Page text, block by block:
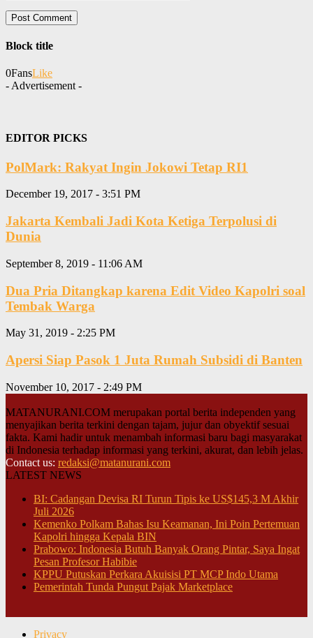
Block title
0FansLike
- Advertisement -
EDITOR PICKS
PolMark: Rakyat Ingin Jokowi Tetap RI1
December 19, 2017 - 3:51 PM
Jakarta Kembali Jadi Kota Ketiga Terpolusi di
Dunia
September 8, 2019 - 11:06 AM
Dua Pria Ditangkap karena Edit Video Kapolri soal
Tembak Warga
May 31, 2019 - 2:25 PM
Apersi Siap Pasok 1 Juta Rumah Subsidi di Banten
November 10, 2017 - 2:49 PM
MATANURANI.COM merupakan portal berita independen yang
menyajikan berita terkini dengan tajam, jujur dan obyektif sesuai
fakta. Kami hadir untuk menambah informasi baru bagi masyarakat
di Indonesia terhadap informasi yang terkini, akurat, dan lebih jelas.
Contact us: redaksi@matanurani.com
LATEST NEWS
BI: Cadangan Devisa RI Turun Tipis ke US$145,3 M Akhir
Juli 2026
Kemenko Polkam Bahas Isu Keamanan, Ini Poin Pertemuan
Kapolri hingga Kepala BIN
Prabowo: Indonesia Butuh Banyak Orang Pintar, Saya Ingat
Pesan Profesor Habibie
KPPU Putuskan Perkara Akuisisi PT MCP Indo Utama
Pemerintah Tunda Pungut Pajak Marketplace
Privacy